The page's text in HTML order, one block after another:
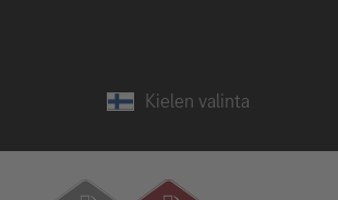
Kielen valinta